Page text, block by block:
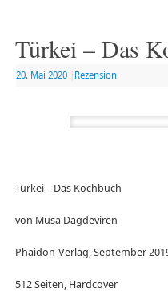
Türkei – Das
20. Mai 2020 Rezension
Türkei – Das Kochbuch
von Musa Dagdeviren
Phaidon-Verlag, September
512 Seiten, Hardcover